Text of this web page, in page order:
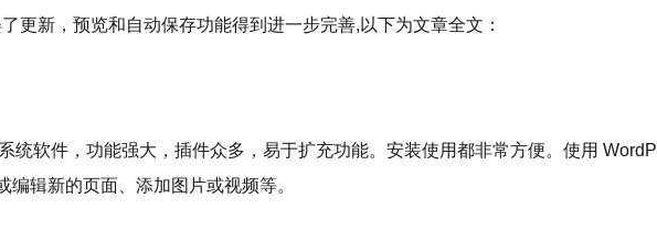
更新，预览和自动保存功能得到进一步完善,以下为文章全文：
统软件，功能强大，插件众多，易于扩充功能。安装使用都非常方便。使用
辑新的页面、添加图片或视频等。